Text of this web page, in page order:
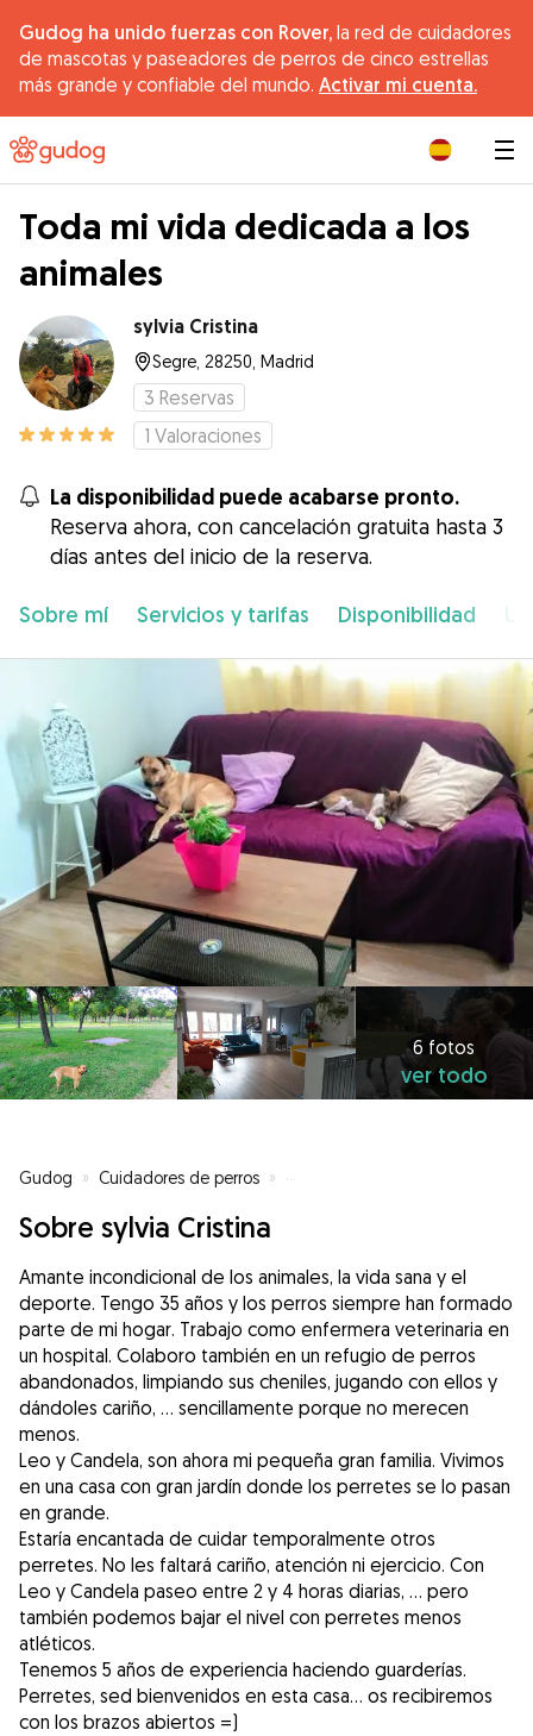
Gudog ha unido fuerzas con Rover, la red de cuidadores
de mascotas y paseadores de perros de cinco estrellas
más grande y confiable del mundo. Activar mi cuenta.
Toda mi vida dedicada a los
animales
sylvia Cristina
Segre, 28250, Madrid
3 Reservas
1 Valoraciones
La disponibilidad puede acabarse pronto.
Reserva ahora, con cancelación gratuita hasta 3
días antes del inicio de la reserva.
Sobre mí Servicios y tarifas Disponibilidad
6 fotos
ver todo
Gudog » Cuidadores de perros » Cuidadores de perros en Madrid
Sobre sylvia Cristina
Amante incondicional de los animales, la vida sana y el
deporte. Tengo 35 años y los perros siempre han formado
parte de mi hogar. Trabajo como enfermera veterinaria en
un hospital. Colaboro también en un refugio de perros
abandonados, limpiando sus cheniles, jugando con ellos y
dándoles cariño, ... sencillamente porque no merecen
menos.
Leo y Candela, son ahora mi pequeña gran familia. Vivimos
en una casa con gran jardín donde los perretes se lo pasan
en grande.
Estaría encantada de cuidar temporalmente otros
perretes. No les faltará cariño, atención ni ejercicio. Con
Leo y Candela paseo entre 2 y 4 horas diarias, ... pero
también podemos bajar el nivel con perretes menos
atléticos.
Tenemos 5 años de experiencia haciendo guarderías.
Perretes, sed bienvenidos en esta casa... os recibiremos
con los brazos abiertos =)